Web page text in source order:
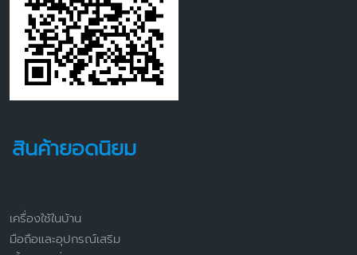
สินค้ายอดนิยม
เครื่องใช้ในบ้าน
มือถือและอุปกรณ์เสริม